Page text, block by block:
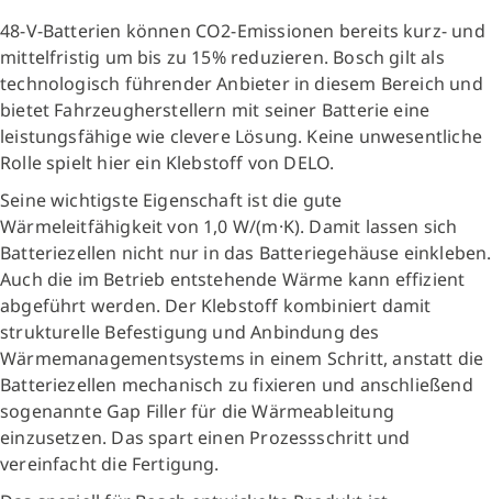
48-V-Batterien können CO2-Emissionen bereits kurz- und
mittelfristig um bis zu 15% reduzieren. Bosch gilt als
technologisch führender Anbieter in diesem Bereich und
bietet Fahrzeugherstellern mit seiner Batterie eine
leistungsfähige wie clevere Lösung. Keine unwesentliche
Rolle spielt hier ein Klebstoff von DELO.
Seine wichtigste Eigenschaft ist die gute
Wärmeleitfähigkeit von 1,0 W/(m·K). Damit lassen sich
Batteriezellen nicht nur in das Batteriegehäuse einkleben.
Auch die im Betrieb entstehende Wärme kann effizient
abgeführt werden. Der Klebstoff kombiniert damit
strukturelle Befestigung und Anbindung des
Wärmemanagementsystems in einem Schritt, anstatt die
Batteriezellen mechanisch zu fixieren und anschließend
sogenannte Gap Filler für die Wärmeableitung
einzusetzen. Das spart einen Prozessschritt und
vereinfacht die Fertigung.